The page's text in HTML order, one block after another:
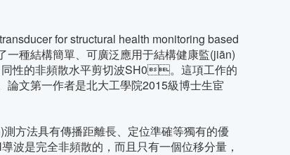
for structural health monitoring based
結構簡單、可廣泛應用于結構健康監(jiān)
同性的非頻散水平剪切波SH0。這項工作的
論文第一作者是北大工學院2015級博士生宦
法具有傳播距離長、定位準確等獨有的優
波是完全非頻散的，而且只有一個位移分量，